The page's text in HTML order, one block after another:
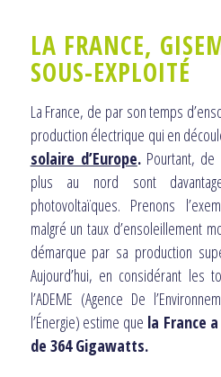
LA FRANCE,
SOUS-EXPLOITÉ
La France, de par son temps
production électrique qui en
solaire d’Europe.Pourtant, de
plus au nord sont
photovoltaïques. Prenons
malgré un taux d’ensoleillement
démarque par sa production
Aujourd’hui, en considérant les
l’ADEME (Agence De
l’Énergie) estime que la France
de 364 Gigawatts.